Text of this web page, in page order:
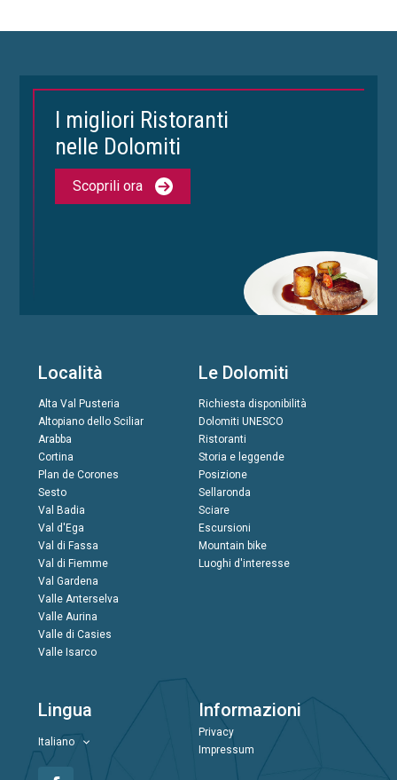
I migliori Ristoranti
nelle Dolomiti
Scoprili ora
Località
Alta Val Pusteria
Altopiano dello Sciliar
Arabba
Cortina
Plan de Corones
Sesto
Val Badia
Val d'Ega
Val di Fassa
Val di Fiemme
Val Gardena
Valle Anterselva
Valle Aurina
Valle di Casies
Valle Isarco
Le Dolomiti
Richiesta disponibilità
Dolomiti UNESCO
Ristoranti
Storia e leggende
Posizione
Sellaronda
Sciare
Escursioni
Mountain bike
Luoghi d'interesse
Lingua
Italiano
Informazioni
Privacy
Impressum